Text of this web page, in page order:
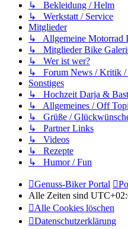
↳ Bekleidung / Helm
↳ Werkstatt / Service
Mitglieder
↳ Allgemeine Motorrad
↳ Mitglieder Bike
↳ Wer ist wer?
↳ Forum News / Kritik /
Sonstiges
↳ Hochzeit Darja &
↳ Allgemeines / Off
↳ Grüße /
↳ Partner Links
↳ Videos
↳ Rezepte
↳ Humor / Fun
Genuss-Biker Portal
Alle Zeiten sind
Alle Cookies löschen
Datenschutzerklärung